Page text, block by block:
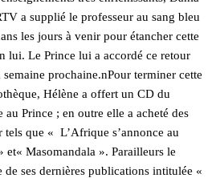
a supplié le professeur au sang bleu
les jours à venir pour étancher cette
lui. Le Prince lui a accordé ce retour
prochaine.nPour terminer cette
Hélène a offert un CD du
Prince ; en outre elle a acheté des
que « L’Afrique s’annonce au
et« Masomandala ». Parailleurs le
de ses dernières publications intitulée «